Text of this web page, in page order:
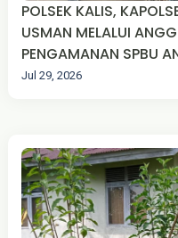
POLSEK KALIS, KAPOLSEK KALIS AKP
USMAN MELALUI ANGGOTANYA
PENGAMANAN SPBU
BBM DI DESA TEKUDAK KEC. KALIS KAB. KAPUAS
Jul 29, 2026